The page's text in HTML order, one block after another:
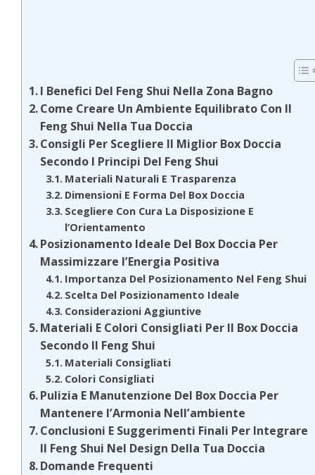
I Benefici Del Feng Shui Nella Zona Bagno
Come Creare Un Ambiente Equilibrato Con Il
Feng Shui Nella Tua Doccia
Consigli Per Scegliere Il Miglior Box Doccia
Secondo I Principi Del Feng Shui
Materiali Naturali E Trasparenza
Dimensioni E Forma Del Box Doccia
Scegliere Con Cura La Disposizione E
l’Orientamento
Posizionamento Ideale Del Box Doccia Per
Massimizzare l’Energia Positiva
Importanza Del Posizionamento Nel Feng Shui
Scelta Del Posizionamento Ideale
Considerazioni Aggiuntive
Materiali E Colori Consigliati Per Il Box Doccia
Secondo Il Feng Shui
Materiali Consigliati
Colori Consigliati
Pulizia E Manutenzione Del Box Doccia Per
Mantenere l’Armonia Nell’ambiente
Conclusioni E Suggerimenti Finali Per Integrare
Il Feng Shui Nel Design Della Tua Doccia
Domande Frequenti